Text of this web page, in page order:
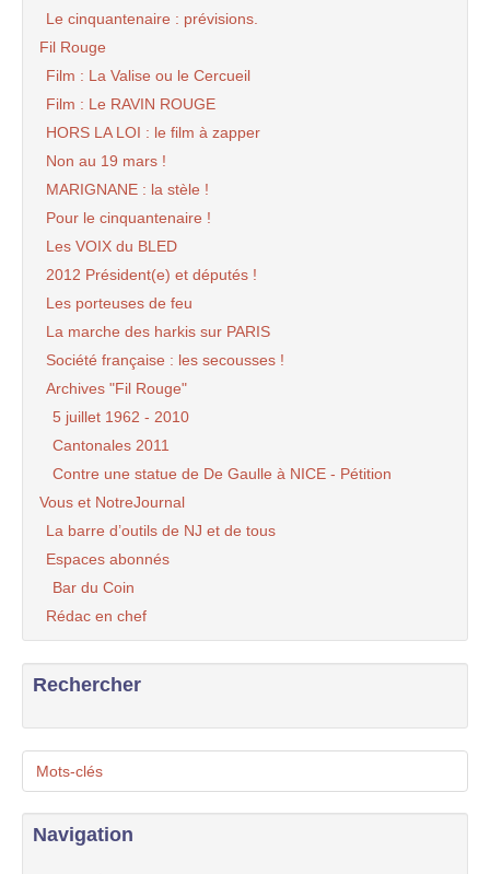
Le cinquantenaire : prévisions.
Fil Rouge
Film : La Valise ou le Cercueil
Film : Le RAVIN ROUGE
HORS LA LOI : le film à zapper
Non au 19 mars !
MARIGNANE : la stèle !
Pour le cinquantenaire !
Les VOIX du BLED
2012 Président(e) et députés !
Les porteuses de feu
La marche des harkis sur PARIS
Société française : les secousses !
Archives "Fil Rouge"
5 juillet 1962 - 2010
Cantonales 2011
Contre une statue de De Gaulle à NICE - Pétition
Vous et NotreJournal
La barre d’outils de NJ et de tous
Espaces abonnés
Bar du Coin
Rédac en chef
Rechercher
Mots-clés
Navigation